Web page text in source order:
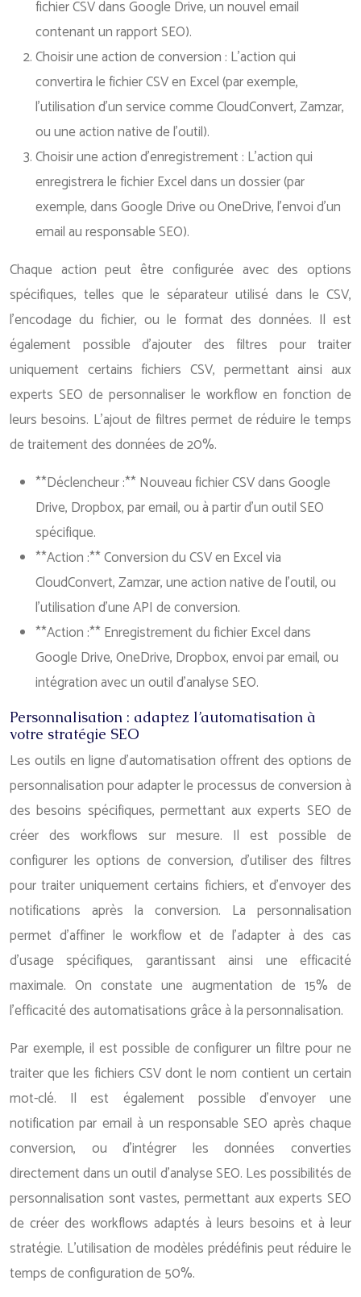
fichier CSV dans Google Drive, un nouvel email
contenant un rapport SEO).
Choisir une action de conversion : L’action qui
convertira le fichier CSV en Excel (par exemple,
l’utilisation d’un service comme CloudConvert, Zamzar,
ou une action native de l’outil).
Choisir une action d’enregistrement : L’action qui
enregistrera le fichier Excel dans un dossier (par
exemple, dans Google Drive ou OneDrive, l’envoi d’un
email au responsable SEO).
Chaque action peut être configurée avec des options
spécifiques, telles que le séparateur utilisé dans le CSV,
l’encodage du fichier, ou le format des données. Il est
également possible d’ajouter des filtres pour traiter
uniquement certains fichiers CSV, permettant ainsi aux
experts SEO de personnaliser le workflow en fonction de
leurs besoins. L’ajout de filtres permet de réduire le temps
de traitement des données de 20%.
**Déclencheur :** Nouveau fichier CSV dans Google
Drive, Dropbox, par email, ou à partir d’un outil SEO
spécifique.
**Action :** Conversion du CSV en Excel via
CloudConvert, Zamzar, une action native de l’outil, ou
l’utilisation d’une API de conversion.
**Action :** Enregistrement du fichier Excel dans
Google Drive, OneDrive, Dropbox, envoi par email, ou
intégration avec un outil d’analyse SEO.
Personnalisation : adaptez l’automatisation à
votre stratégie SEO
Les outils en ligne d’automatisation offrent des options de
personnalisation pour adapter le processus de conversion à
des besoins spécifiques, permettant aux experts SEO de
créer des workflows sur mesure. Il est possible de
configurer les options de conversion, d’utiliser des filtres
pour traiter uniquement certains fichiers, et d’envoyer des
notifications après la conversion. La personnalisation
permet d’affiner le workflow et de l’adapter à des cas
d’usage spécifiques, garantissant ainsi une efficacité
maximale. On constate une augmentation de 15% de
l’efficacité des automatisations grâce à la personnalisation.
Par exemple, il est possible de configurer un filtre pour ne
traiter que les fichiers CSV dont le nom contient un certain
mot-clé. Il est également possible d’envoyer une
notification par email à un responsable SEO après chaque
conversion, ou d’intégrer les données converties
directement dans un outil d’analyse SEO. Les possibilités de
personnalisation sont vastes, permettant aux experts SEO
de créer des workflows adaptés à leurs besoins et à leur
stratégie. L’utilisation de modèles prédéfinis peut réduire le
temps de configuration de 50%.